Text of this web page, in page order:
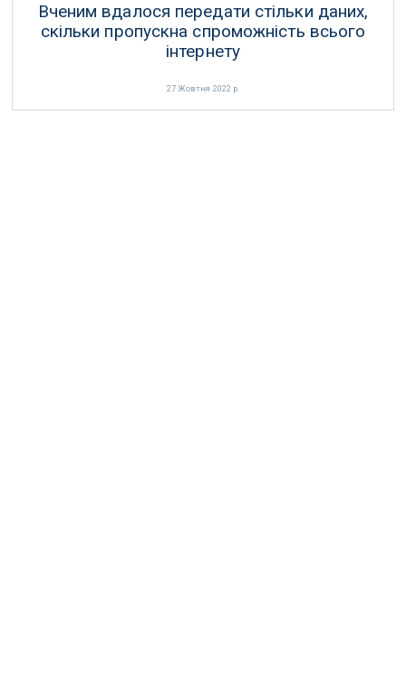
Вченим вдалося передати стільки даних,
скільки пропускна спроможність всього
інтернету
27 Жовтня 2022 р.